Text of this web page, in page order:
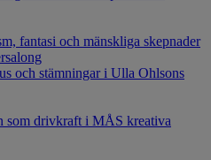
fantasi och mänskliga skepnader
och stämningar i Ulla Ohlsons
som drivkraft i MÅS kreativa